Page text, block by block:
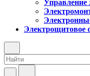
Управление
Электрощитовое